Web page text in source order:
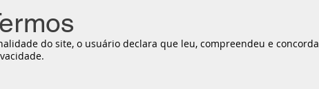
do site, o usuário declara que leu, compreendeu e concorda